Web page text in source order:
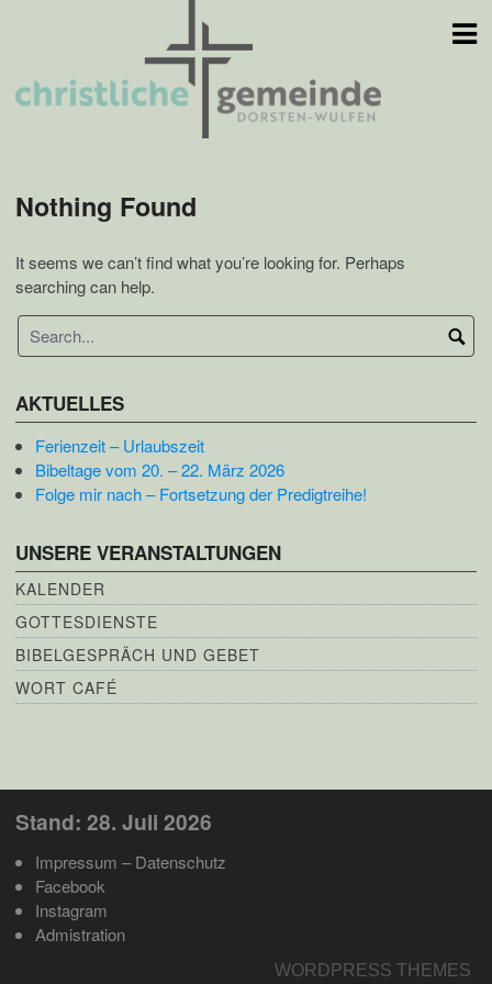
Nothing Found
It seems we can’t find what you’re looking for. Perhaps
searching can help.
AKTUELLES
Ferienzeit – Urlaubszeit
Bibeltage vom 20. – 22. März 2026
Folge mir nach – Fortsetzung der Predigtreihe!
UNSERE VERANSTALTUNGEN
KALENDER
GOTTESDIENSTE
BIBELGESPRÄCH UND GEBET
WORT CAFÉ
Stand: 28. Juli 2026
Impressum – Datenschutz
Facebook
Instagram
Admistration
WORDPRESS THEMES